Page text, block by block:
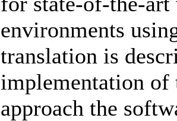
environments
translation is
implementation of
approach the